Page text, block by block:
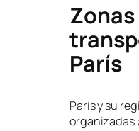
Zonas
París
París y su
organizadas